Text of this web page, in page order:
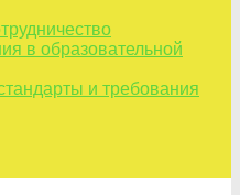
в образовательной
и требования